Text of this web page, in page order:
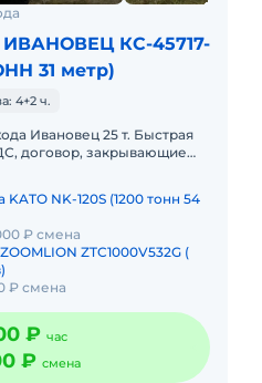
ИВАНОВЕЦ КС-45717-
31 метр)
4+2 ч.
Ивановец 25 т. Быстрая
договор, закрывающие
NK-120S (1200 тонн 54
₽ смена
ZTC1000V532G (
₽ смена
₽ час
₽ смена